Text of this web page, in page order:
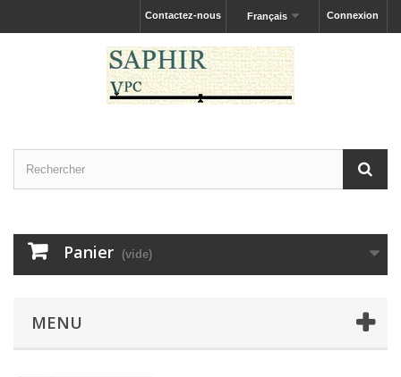
Connexion
Français
Contactez-nous
Panier (vide)
MENU